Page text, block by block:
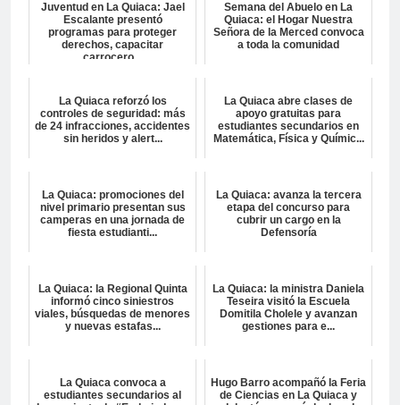
Juventud en La Quiaca: Jael
Escalante presentó
programas para proteger
derechos, capacitar
carrocero...
Semana del Abuelo en La
Quiaca: el Hogar Nuestra
Señora de la Merced convoca
a toda la comunidad
La Quiaca reforzó los
controles de seguridad: más
de 24 infracciones, accidentes
sin heridos y alert...
La Quiaca abre clases de
apoyo gratuitas para
estudiantes secundarios en
Matemática, Física y Químic...
La Quiaca: promociones del
nivel primario presentan sus
camperas en una jornada de
fiesta estudianti...
La Quiaca: avanza la tercera
etapa del concurso para
cubrir un cargo en la
Defensoría
La Quiaca: la Regional Quinta
informó cinco siniestros
viales, búsquedas de menores
y nuevas estafas...
La Quiaca: la ministra Daniela
Teseira visitó la Escuela
Domitila Cholele y avanzan
gestiones para e...
La Quiaca convoca a
estudiantes secundarios al
Hugo Barro acompañó la Feria
de Ciencias en La Quiaca y